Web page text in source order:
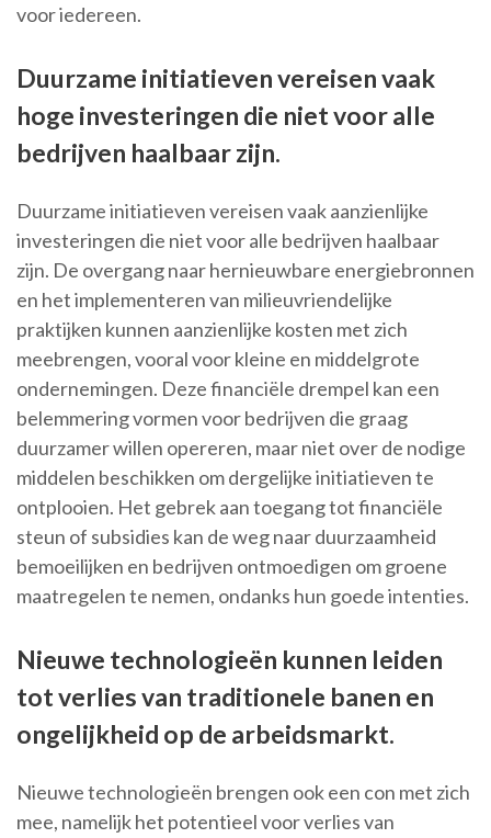
voor iedereen.
Duurzame initiatieven vereisen vaak
hoge investeringen die niet voor alle
bedrijven haalbaar zijn.
Duurzame initiatieven vereisen vaak aanzienlijke
investeringen die niet voor alle bedrijven haalbaar
zijn. De overgang naar hernieuwbare energiebronnen
en het implementeren van milieuvriendelijke
praktijken kunnen aanzienlijke kosten met zich
meebrengen, vooral voor kleine en middelgrote
ondernemingen. Deze financiële drempel kan een
belemmering vormen voor bedrijven die graag
duurzamer willen opereren, maar niet over de nodige
middelen beschikken om dergelijke initiatieven te
ontplooien. Het gebrek aan toegang tot financiële
steun of subsidies kan de weg naar duurzaamheid
bemoeilijken en bedrijven ontmoedigen om groene
maatregelen te nemen, ondanks hun goede intenties.
Nieuwe technologieën kunnen leiden
tot verlies van traditionele banen en
ongelijkheid op de arbeidsmarkt.
Nieuwe technologieën brengen ook een con met zich
mee, namelijk het potentieel voor verlies van